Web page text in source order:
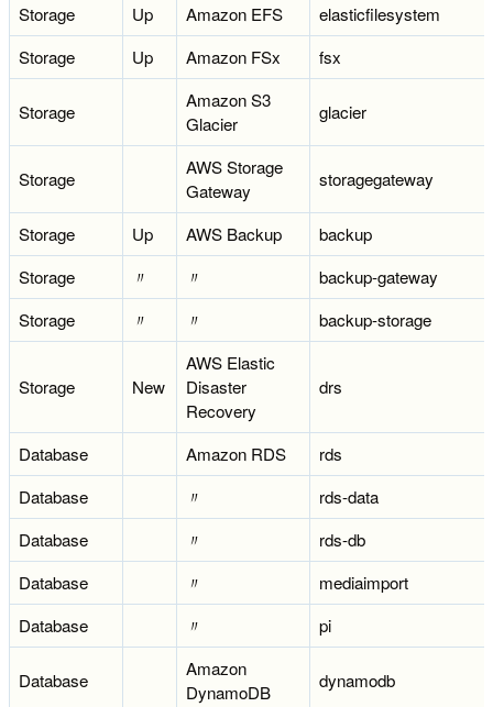
Storage
Up Amazon EFS
elasticfilesystem
Storage
Up Amazon FSx fsx
Storage
Amazon S3
Glacier
glacier
Storage
AWS Storage
Gateway
storagegateway
Storage Up AWS Backup
backup
Storage
〃 〃
backup-gateway
Storage
〃 〃 backup-storage
Storage New
AWS Elastic
Disaster
Recovery
drs
Database Amazon RDS
rds
Database
〃
rds-data
Database
〃
rds-db
Database
〃
mediaimport
Database
〃 pi
Database
Amazon
DynamoDB
dynamodb